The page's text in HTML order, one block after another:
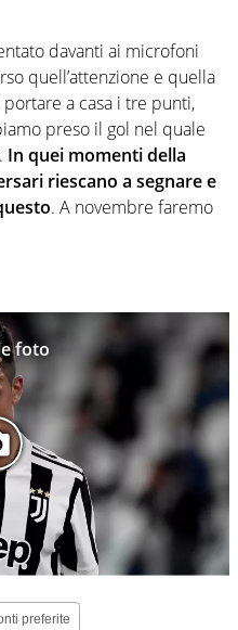
davanti ai microfoni
quell’attenzione e quella
a casa i tre punti,
preso il gol nel quale
In quei momenti della
riescano a segnare e
. A novembre faremo
foto
preferite